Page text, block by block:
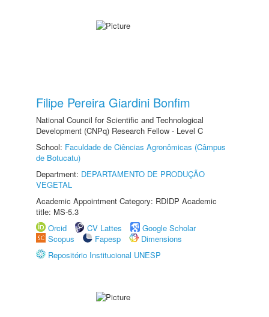
Filipe Pereira Giardini Bonfim
National Council for Scientific and Technological
Development (CNPq) Research Fellow - Level C
School: Faculdade de Ciências Agronômicas (Câmpus
de Botucatu)
Department: DEPARTAMENTO DE PRODUÇÃO
VEGETAL
Academic Appointment Category: RDIDP Academic
title: MS-5.3
Orcid
CV Lattes
Google Scholar
Scopus
Fapesp
Dimensions
Repositório Institucional UNESP